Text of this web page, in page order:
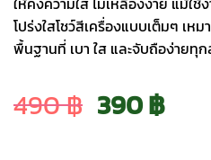
โปร่งใสโชว์สีเครื่องแบบเต็มๆ เห
พื้นฐานที่ เบา ใส และจับถือง่ายทุ
490฿ Original
390฿